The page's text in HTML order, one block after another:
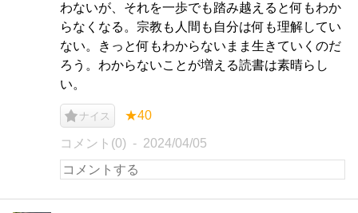
わないが、それを一歩でも踏み越えると何もわか
らなくなる。宗教も人間も自分は何も理解してい
ない。きっと何もわからないまま生きていくのだ
ろう。わからないことが増える読書は素晴らし
い。
ナイス ★40
コメント(0) 2024/04/05